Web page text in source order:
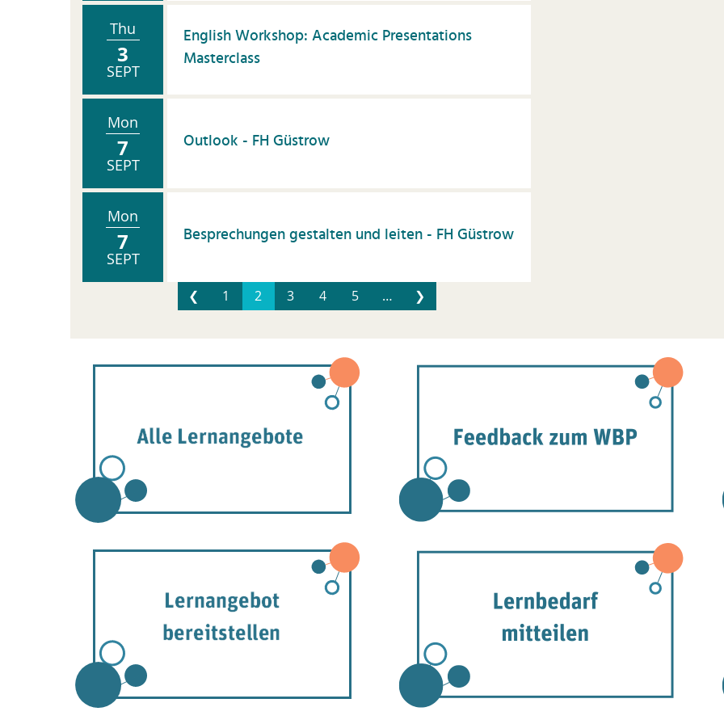
Thu
3
SEPT
English Workshop: Academic Presentations
Masterclass
Mon
7
SEPT
Outlook - FH Güstrow
Mon
7
SEPT
Besprechungen gestalten und leiten - FH Güstrow
❮ 1 2 3 4 5 … ❯